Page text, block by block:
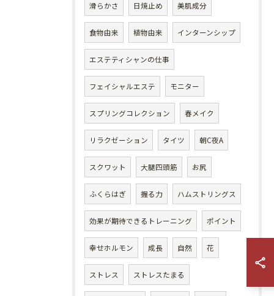
滑らかさ 日焼止め 美肌成分
食物由来 植物由来 インターンシップ
エステティシャンの仕事
フェイシャルエステ モニター
スプリングコレクション 春メイク
リラクゼーション タイツ 朝C夜A
スクワット 大腿四頭筋 お尻
ふくらはぎ 握る力 ハムストリングス
効果が期待できるトレーニング ポイント
幸せホルモン 成長 自然 花
ストレス ストレスたまる